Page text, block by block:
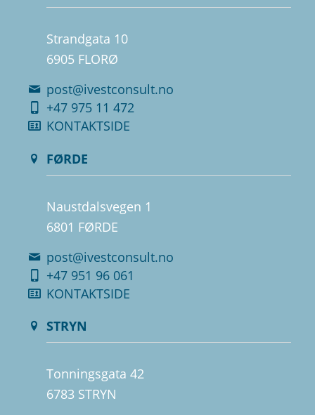
Strandgata 10
6905 FLORØ
post@ivestconsult.no
+47 975 11 472
KONTAKTSIDE
FØRDE
Naustdalsvegen 1
6801 FØRDE
post@ivestconsult.no
+47 951 96 061
KONTAKTSIDE
STRYN
Tonningsgata 42
6783 STRYN